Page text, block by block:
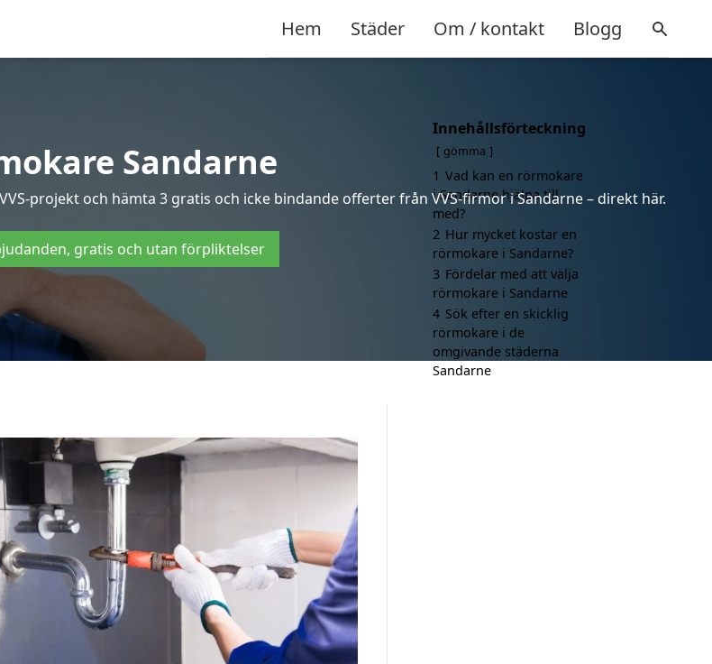
Hem Städer Om / kontakt Blogg
Sandarne
projekt och hämta 3 gratis och icke bindande offerter från VVS-firmor i Sandarne – direkt här.
gratis och utan förpliktelser
Innehållsförteckning
gömma
1 Vad kan en rörmokare
i Sandarne hjälpa till
med?
2 Hur mycket kostar en
rörmokare i Sandarne?
3 Fördelar med att välja
rörmokare i Sandarne
4 Sök efter en skicklig
rörmokare i de
omgivande städerna
Sandarne